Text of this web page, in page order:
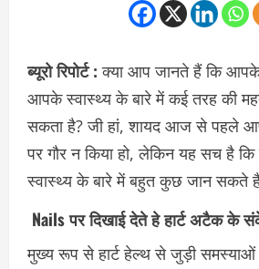
ब्यूरो रिपोर्ट : क्या आप जानते हैं कि
आपके स्वास्थ्य के बारे में कई तरह की
सकता है? जी हां, शायद आज से पहले
पर गौर न किया हो, लेकिन यह सच है
स्वास्थ्य के बारे में बहुत कुछ जान सकते
Nails पर दिखाई देते हे हार्ट अटैक के
मुख्य रूप से हार्ट हेल्थ से जुड़ी